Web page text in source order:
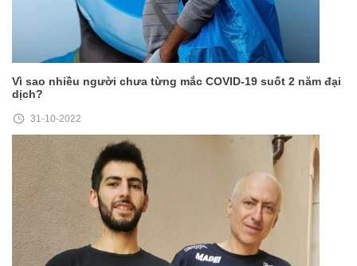
Vì sao nhiều người chưa từng mắc COVID-19 suốt 2 năm đại
dịch?
31-10-2022